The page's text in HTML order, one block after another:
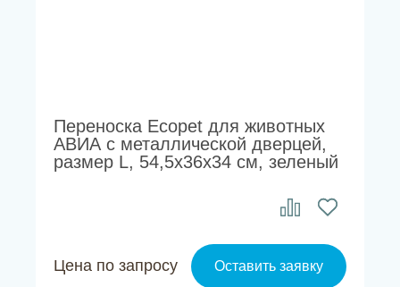
Переноска Ecopet для животных
АВИА с металлической дверцей,
размер L, 54,5х36х34 см, зеленый
Цена по запросу Оставить заявку